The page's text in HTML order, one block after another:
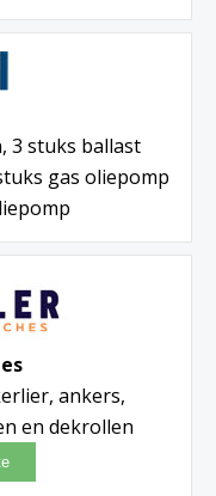
3 stuks ballast
gas oliepomp
ankers,
en dekrollen